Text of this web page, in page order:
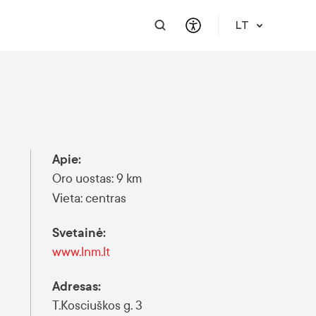
Meet a Local
Vilnius Pass
Publikacijos
Saugus mieste
Renginiai
Lietuvių kalbos reikalavimai
Renginiai ir veiklos
Finansinė pagalba
Renginio užklausa
LT
Apie:
Oro uostas: 9 km
Vieta: centras
Svetainė:
www.lnm.lt
Adresas:
T.Kosciuškos g. 3